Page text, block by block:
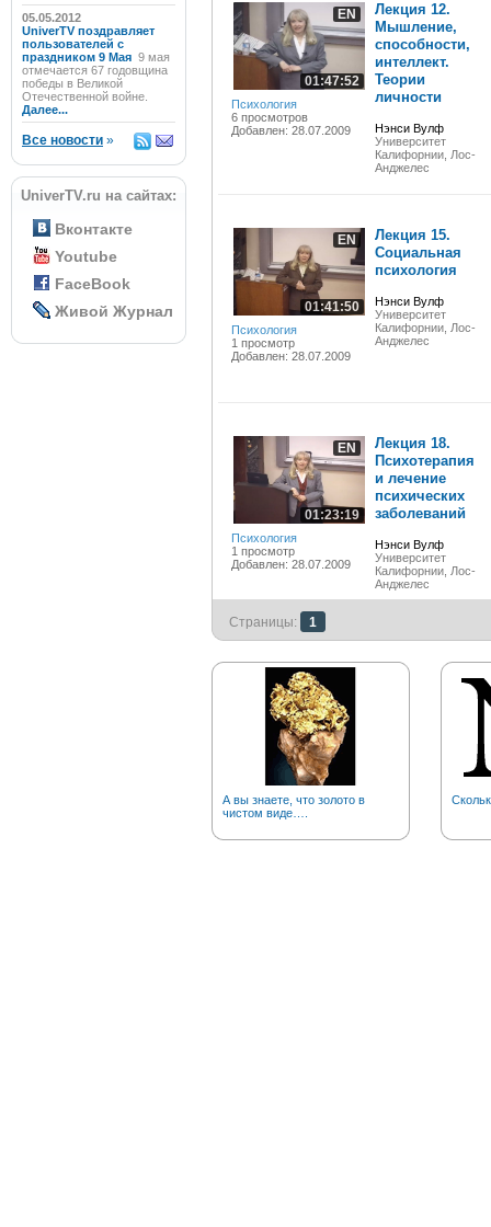
05.05.2012
UniverTV поздравляет
пользователей с
праздником 9 Мая 9 мая
отмечается 67 годовщина
победы в Великой
Отечественной войне.
Далее...
Все новости »
UniverTV.ru на сайтах:
Вконтакте
Youtube
FaceBook
Живой Журнал
EN
01:47:52
Психология
6 просмотров
Добавлен: 28.07.2009
Лекция 12.
Мышление,
способности,
интеллект.
Теории
личности
Нэнси Вулф
Университет
Калифорнии, Лос-
Анджелес
EN
01:41:50
Психология
1 просмотр
Добавлен: 28.07.2009
Лекция 15.
Социальная
психология
Нэнси Вулф
Университет
Калифорнии, Лос-
Анджелес
EN
01:23:19
Психология
1 просмотр
Добавлен: 28.07.2009
Лекция 18.
Психотерапия
и лечение
психических
заболеваний
Нэнси Вулф
Университет
Калифорнии, Лос-
Анджелес
Страницы: 1
А вы знаете, что золото в
чистом виде….